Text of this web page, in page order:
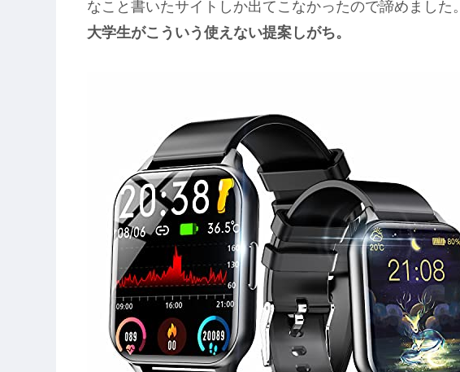
なこと書いたサイトしか出てこなかったので諦めました。
大学生がこういう使えない提案しがち。